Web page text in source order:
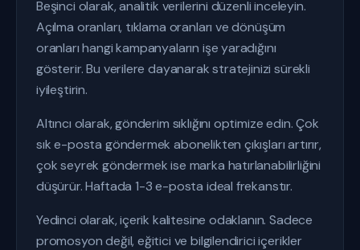
Beşinci olarak, analitik verilerini düzenli inceleyin.
Açılma oranları, tıklama oranları ve dönüşüm
oranları hangi kampanyaların işe yaradığını
gösterir. Bu verilere dayanarak stratejinizi sürekli
iyileştirin.
Altıncı olarak, gönderim sıklığını optimize edin. Çok
sık e-posta göndermek abonelikten çıkışları artırır,
çok seyrek göndermek ise marka hatırlanabilirliğini
düşürür. Haftada 1-3 e-posta ideal frekanstır.
Yedinci olarak, içerik kalitesine odaklanın. Sadece
promosyon değil, eğitici ve bilgilendirici içerikler